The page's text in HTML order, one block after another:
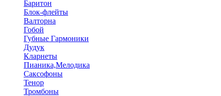
Баритон
Блок-флейты
Валторна
Гобой
Губные Гармоники
Дудук
Кларнеты
Пианика,Мелодика
Саксофоны
Тенор
Тромбоны